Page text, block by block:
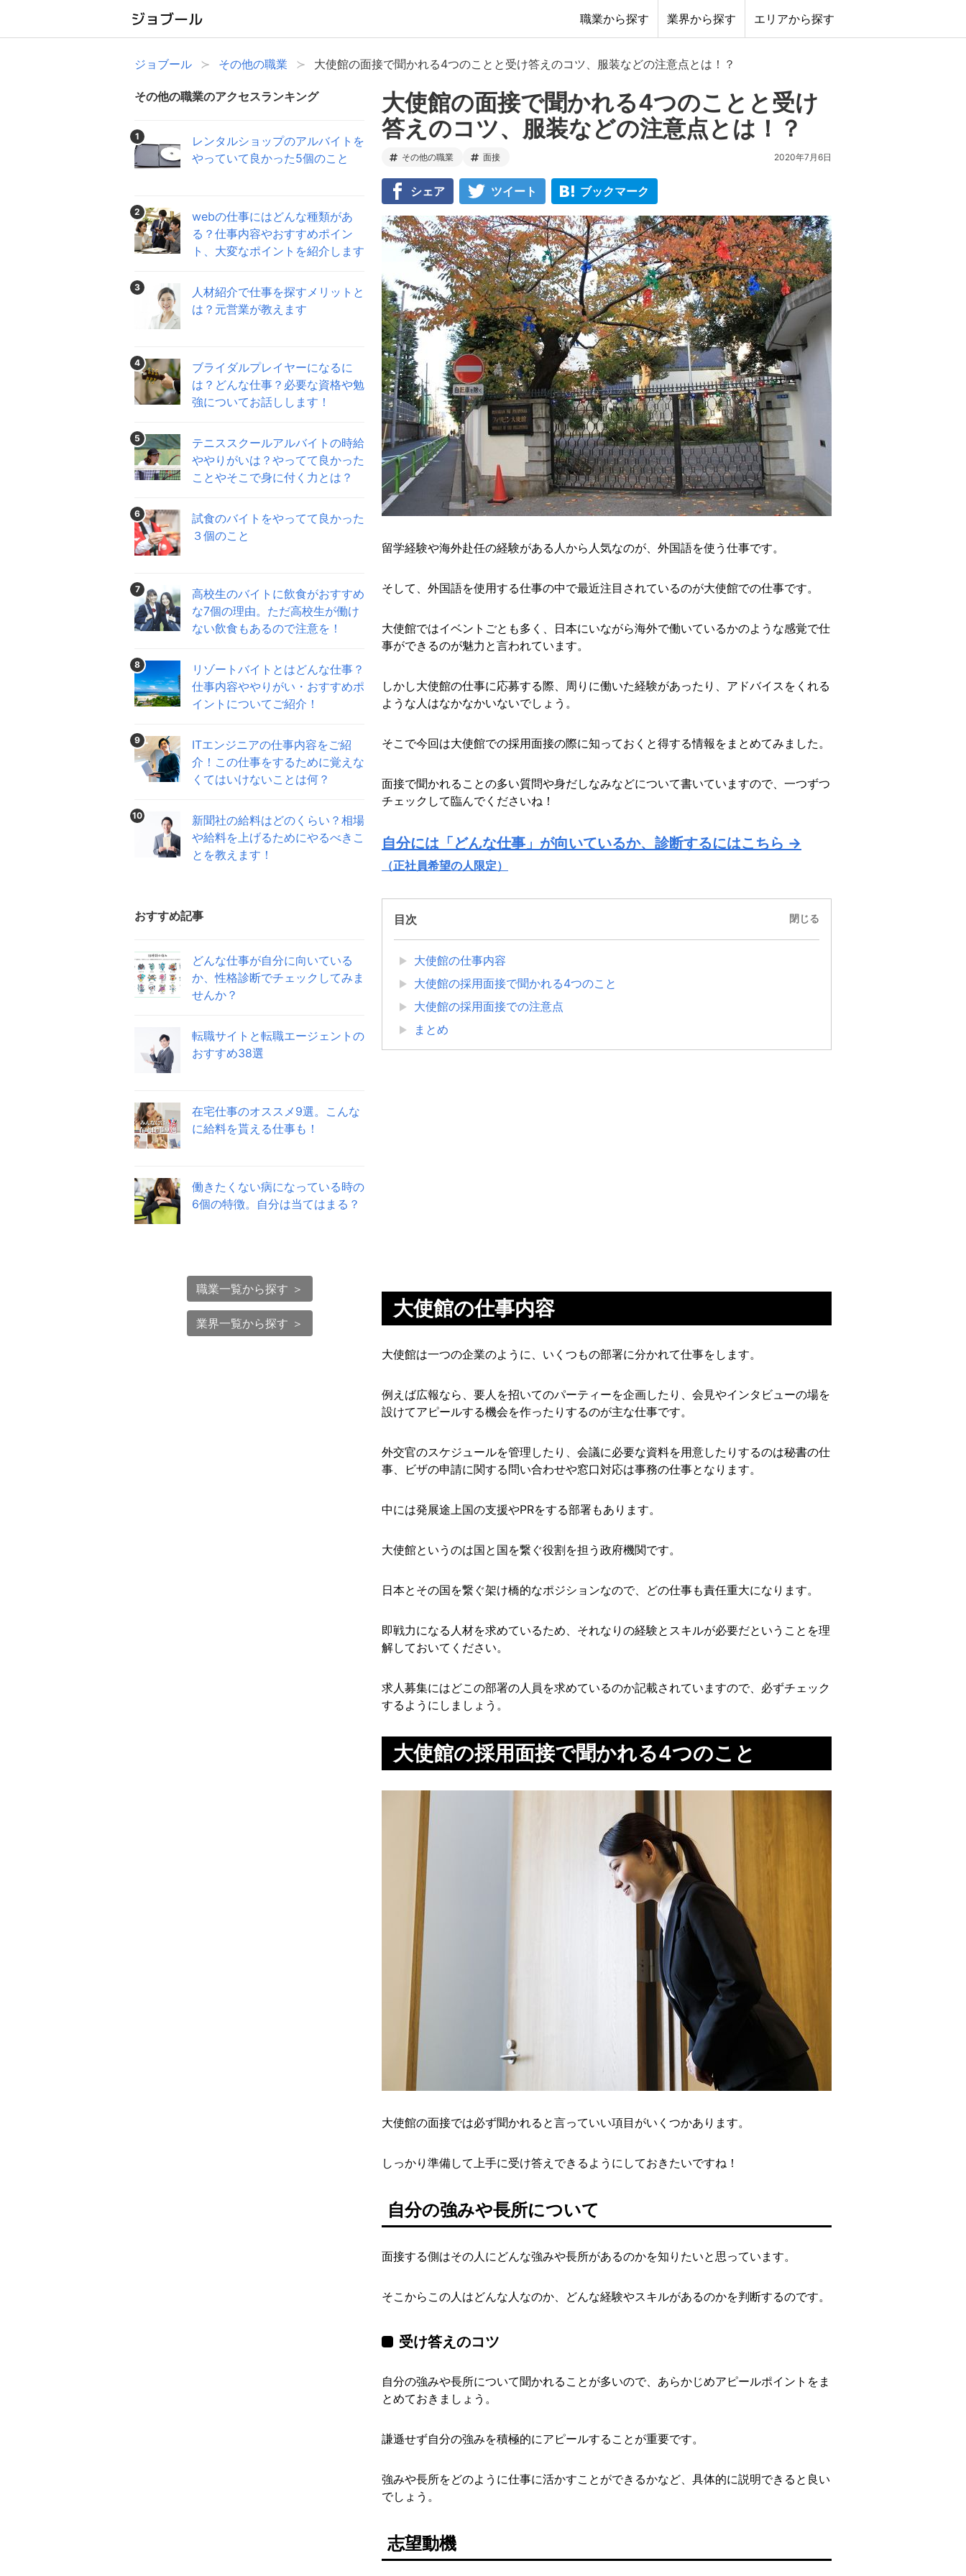
職業から探す 業界から探す エリアから探す
ジョブール その他の職業 大使館の面接で聞かれる4つのことと受け答えのコツ、服装などの注意点とは！？
その他の職業のアクセスランキング
1
レンタルショップのアルバイトを
やっていて良かった5個のこと
2
webの仕事にはどんな種類があ
る？仕事内容やおすすめポイン
ト、大変なポイントを紹介します
3
人材紹介で仕事を探すメリットと
は？元営業が教えます
4
ブライダルプレイヤーになるに
は？どんな仕事？必要な資格や勉
強についてお話しします！
5
テニススクールアルバイトの時給
ややりがいは？やってて良かった
ことやそこで身に付く力とは？
6
試食のバイトをやってて良かった
３個のこと
7
高校生のバイトに飲食がおすすめ
な7個の理由。ただ高校生が働け
ない飲食もあるので注意を！
8
リゾートバイトとはどんな仕事？
仕事内容ややりがい・おすすめポ
イントについてご紹介！
9
ITエンジニアの仕事内容をご紹
介！この仕事をするために覚えな
くてはいけないことは何？
10
新聞社の給料はどのくらい？相場
や給料を上げるためにやるべきこ
とを教えます！
おすすめ記事
どんな仕事が自分に向いている
か、性格診断でチェックしてみま
せんか？
転職サイトと転職エージェントの
おすすめ38選
在宅仕事のオススメ9選。こんな
に給料を貰える仕事も！
働きたくない病になっている時の
6個の特徴。自分は当てはまる？
職業一覧から探す ＞
業界一覧から探す ＞
大使館の面接で聞かれる4つのことと受け
答えのコツ、服装などの注意点とは！？
その他の職業 面接 2020年7月6日
シェア ツイート ブックマーク
留学経験や海外赴任の経験がある人から人気なのが、外国語を使う仕事です。
そして、外国語を使用する仕事の中で最近注目されているのが大使館での仕事です。
大使館ではイベントごとも多く、日本にいながら海外で働いているかのような感覚で仕
事ができるのが魅力と言われています。
しかし大使館の仕事に応募する際、周りに働いた経験があったり、アドバイスをくれる
ような人はなかなかいないでしょう。
そこで今回は大使館での採用面接の際に知っておくと得する情報をまとめてみました。
面接で聞かれることの多い質問や身だしなみなどについて書いていますので、一つずつ
チェックして臨んでくださいね！
自分には「どんな仕事」が向いているか、診断するにはこちら →
（正社員希望の人限定）
目次 閉じる
大使館の仕事内容
大使館の採用面接で聞かれる4つのこと
大使館の採用面接での注意点
まとめ
大使館の仕事内容
大使館は一つの企業のように、いくつもの部署に分かれて仕事をします。
例えば広報なら、要人を招いてのパーティーを企画したり、会見やインタビューの場を
設けてアピールする機会を作ったりするのが主な仕事です。
外交官のスケジュールを管理したり、会議に必要な資料を用意したりするのは秘書の仕
事、ビザの申請に関する問い合わせや窓口対応は事務の仕事となります。
中には発展途上国の支援やPRをする部署もあります。
大使館というのは国と国を繋ぐ役割を担う政府機関です。
日本とその国を繋ぐ架け橋的なポジションなので、どの仕事も責任重大になります。
即戦力になる人材を求めているため、それなりの経験とスキルが必要だということを理
解しておいてください。
求人募集にはどこの部署の人員を求めているのか記載されていますので、必ずチェック
するようにしましょう。
大使館の採用面接で聞かれる4つのこと
大使館の面接では必ず聞かれると言っていい項目がいくつかあります。
しっかり準備して上手に受け答えできるようにしておきたいですね！
自分の強みや長所について
面接する側はその人にどんな強みや長所があるのかを知りたいと思っています。
そこからこの人はどんな人なのか、どんな経験やスキルがあるのかを判断するのです。
受け答えのコツ
自分の強みや長所について聞かれることが多いので、あらかじめアピールポイントをま
とめておきましょう。
謙遜せず自分の強みを積極的にアピールすることが重要です。
強みや長所をどのように仕事に活かすことができるかなど、具体的に説明できると良い
でしょう。
志望動機